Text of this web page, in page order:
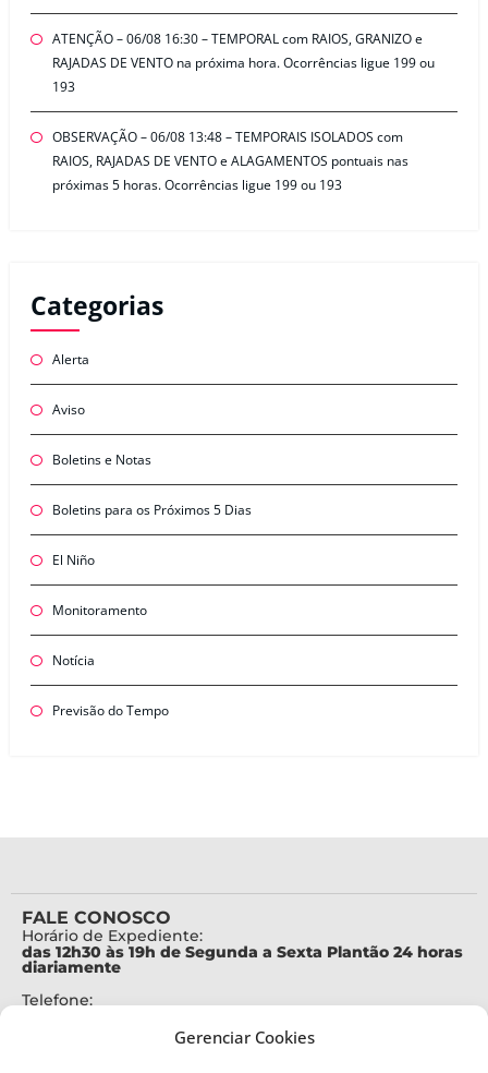
Gerenciar Cookies
ATENÇÃO – 06/08 16:30 – TEMPORAL com RAIOS, GRANIZO e
RAJADAS DE VENTO na próxima hora. Ocorrências ligue 199 ou
193
OBSERVAÇÃO – 06/08 13:48 – TEMPORAIS ISOLADOS com
RAIOS, RAJADAS DE VENTO e ALAGAMENTOS pontuais nas
próximas 5 horas. Ocorrências ligue 199 ou 193
Categorias
Alerta
Aviso
Boletins e Notas
Boletins para os Próximos 5 Dias
El Niño
Monitoramento
Notícia
Previsão do Tempo
FALE CONOSCO
Horário de Expediente:
das 12h30 às 19h de Segunda a Sexta Plantão 24 horas
diariamente
Telefone: